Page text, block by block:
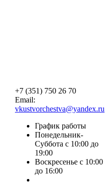
+7 (351) 750 26 70
Email:
vkustvorchestva@yandex.ru
График работы
Понедельник-
Суббота с 10:00 до
19:00
Воскресенье с 10:00
до 16:00